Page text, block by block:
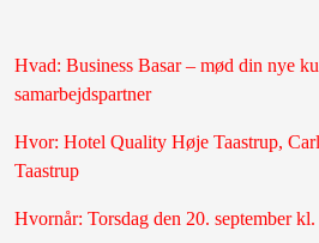
Hvad: Business Basar – mød din nye
samarbejdspartner
Hvor: Hotel Quality Høje Taastrup,
Taastrup
Hvornår: Torsdag den 20. september